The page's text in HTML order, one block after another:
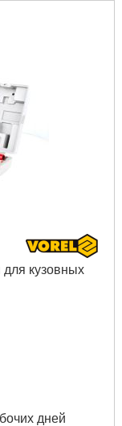
для кузовных
дней